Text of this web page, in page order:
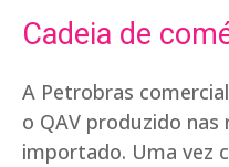
Cadeia de
A Petrobras
o QAV produzido
importado. Uma vez